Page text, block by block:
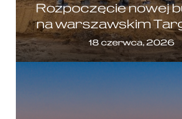
Rozpoczęcie nowej
na warszawskim
18 czerwca, 2026